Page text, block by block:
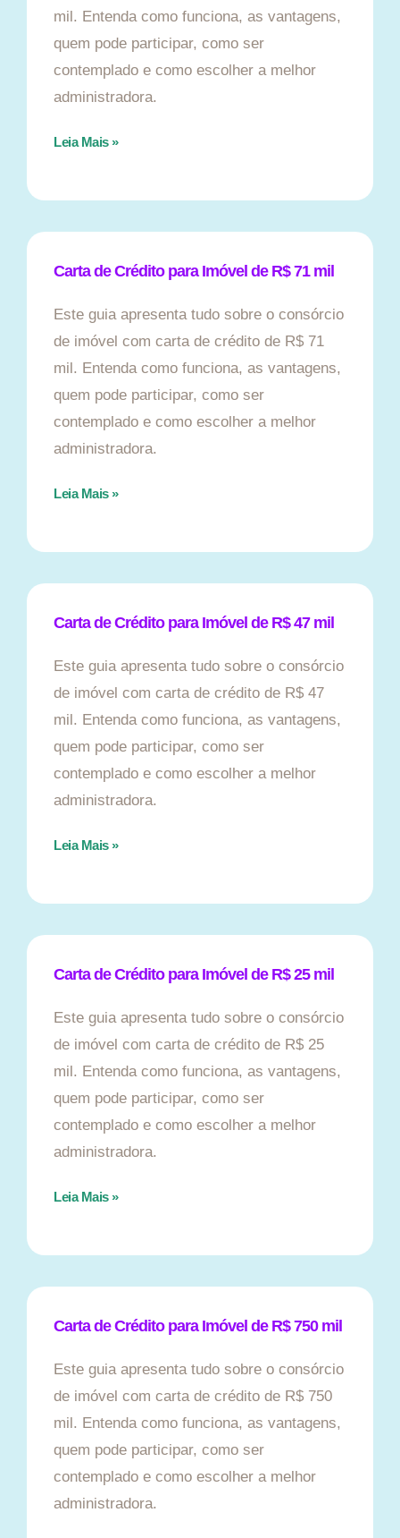
mil. Entenda como funciona, as vantagens,
quem pode participar, como ser
contemplado e como escolher a melhor
administradora.
Leia Mais »
Carta de Crédito para Imóvel de R$ 71 mil
Este guia apresenta tudo sobre o consórcio
de imóvel com carta de crédito de R$ 71
mil. Entenda como funciona, as vantagens,
quem pode participar, como ser
contemplado e como escolher a melhor
administradora.
Leia Mais »
Carta de Crédito para Imóvel de R$ 47 mil
Este guia apresenta tudo sobre o consórcio
de imóvel com carta de crédito de R$ 47
mil. Entenda como funciona, as vantagens,
quem pode participar, como ser
contemplado e como escolher a melhor
administradora.
Leia Mais »
Carta de Crédito para Imóvel de R$ 25 mil
Este guia apresenta tudo sobre o consórcio
de imóvel com carta de crédito de R$ 25
mil. Entenda como funciona, as vantagens,
quem pode participar, como ser
contemplado e como escolher a melhor
administradora.
Leia Mais »
Carta de Crédito para Imóvel de R$ 750 mil
Este guia apresenta tudo sobre o consórcio
de imóvel com carta de crédito de R$ 750
mil. Entenda como funciona, as vantagens,
quem pode participar, como ser
contemplado e como escolher a melhor
administradora.